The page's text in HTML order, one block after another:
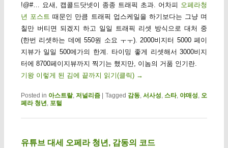
!@#… 요새, 캡콜드닷넷이 종종 트래픽 초과. 어차피 오페라청
년 포스트 때문인 만큼 트래픽 업스케일을 하기보다는 그냥 며
칠만 버티면 되겠지 하고 일일 트래픽 리셋 방식으로 대처 중
(한번 리셋하는 데에 550원 소요 ㅜㅜ). 2000비지터 5000 페이
지뷰가 일일 500메가의 한계. 타이밍 좋게 리셋해서 3000비지
터에 8700페이지뷰까지 찍기는 했지만, 이놈의 거품 인기란.
기왕 이렇게 된 김에 끝까지 읽기(클릭) →
Posted in 아스트랄,저널리즘 | Tagged 감동, 서사성 스타, 야매성
오
페라 청년 포털
유튜브 대세 오페라 청년, 감동의 코드